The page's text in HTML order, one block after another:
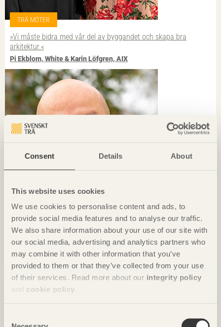
Consent Details About
This website uses cookies
We use cookies to personalise content and ads, to
provide social media features and to analyse our traffic.
We also share information about your use of our site with
our social media, advertising and analytics partners who
may combine it with other information that you’ve
provided to them or that they’ve collected from your use
of their services. Read more about our integrity policy
and cookie policy
TRÄ MÖTER
»Vi måste bidra med vår del av byggandet och skapa bra
arkitektur.«
Pi Ekblom, White & Karin Löfgren, AIX
TRÄ MÖTER
»BIM kommer att slå igenom med dagens unga. De är vår
framtid.«
Thomas RohnerProfessor i BIM vid trähögskolan i Biel